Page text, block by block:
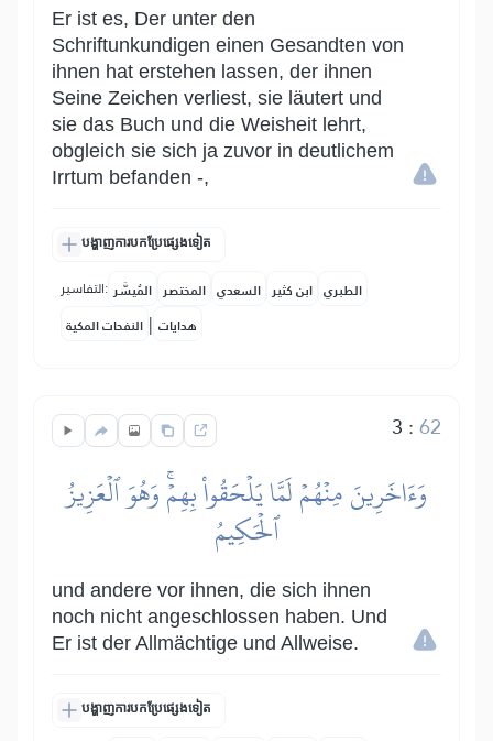
Er ist es, Der unter den
Schriftunkundigen einen Gesandten von
ihnen hat erstehen lassen, der ihnen
Seine Zeichen verliest, sie läutert und
sie das Buch und die Weisheit lehrt,
obgleich sie sich ja zuvor in deutlichem
Irrtum befanden -,
បង្ហាញការបកប្រែផ្សេងទៀត
التفاسير: المُيسَّر المختصر السعدي ابن كثير الطبري
النفحات المكية | هدايات
3 :62
وَءَاخَرِينَ مِنۡهُمۡ لَمَّا يَلۡحَقُواْ بِهِمۡۚ وَهُوَ ٱلۡعَزِيزُ
ٱلۡحَكِيمُ
und andere vor ihnen, die sich ihnen
noch nicht angeschlossen haben. Und
Er ist der Allmächtige und Allweise.
បង្ហាញការបកប្រែផ្សេងទៀត